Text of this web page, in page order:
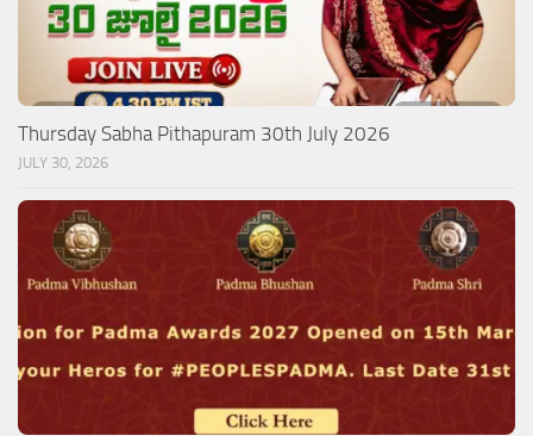
Thursday Sabha Pithapuram 30th July 2026
JULY 30, 2026